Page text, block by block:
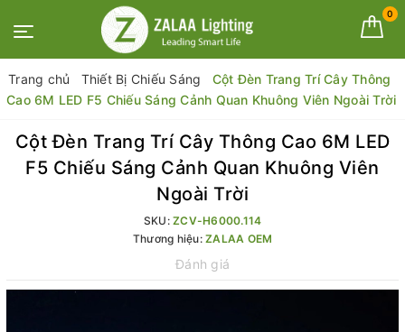
0
Trang chủ Thiết Bị Chiếu Sáng
Cột Đèn Trang Trí Cây Thông
Cao 6M LED F5 Chiếu Sáng Cảnh Quan Khuông Viên Ngoài Trời
Cột Đèn Trang Trí Cây Thông Cao 6M LED
F5 Chiếu Sáng Cảnh Quan Khuông Viên
Ngoài Trời
SKU: ZCV-H6000.114
Thương hiệu: ZALAA OEM
Đánh giá